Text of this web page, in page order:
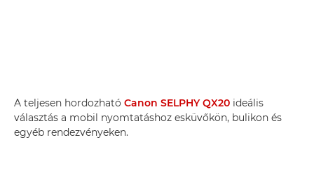
A teljesen hordozható Canon SELPHY QX20 ideális
választás a mobil nyomtatáshoz esküvőkön, bulikon és
egyéb rendezvényeken.